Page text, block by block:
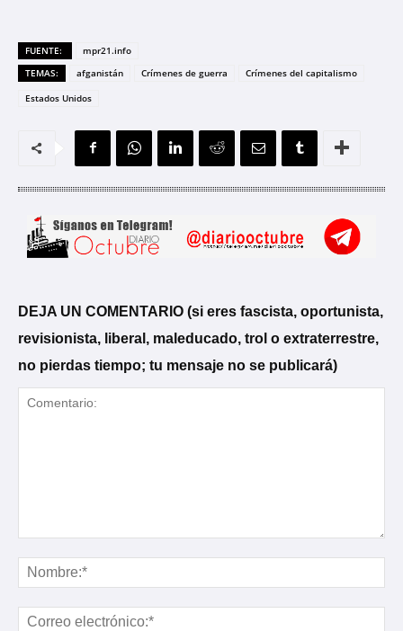
FUENTE:
mpr21.info
TEMAS:
afganistán Crímenes de guerra
Crímenes del capitalismo
Estados Unidos
DEJA UN COMENTARIO (si eres fascista, oportunista,
revisionista, liberal, maleducado, trol o extraterrestre,
no pierdas tiempo; tu mensaje no se publicará)